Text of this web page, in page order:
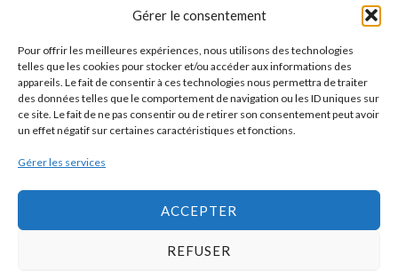
Gérer le consentement
Pour offrir les meilleures expériences, nous utilisons des technologies
telles que les cookies pour stocker et/ou accéder aux informations des
appareils. Le fait de consentir à ces technologies nous permettra de traiter
des données telles que le comportement de navigation ou les ID uniques sur
ce site. Le fait de ne pas consentir ou de retirer son consentement peut avoir
un effet négatif sur certaines caractéristiques et fonctions.
Gérer les services
ACCEPTER
REFUSER
lecteurs une vision complète.
JE M'ABONNE
© 2026Home Fashion News